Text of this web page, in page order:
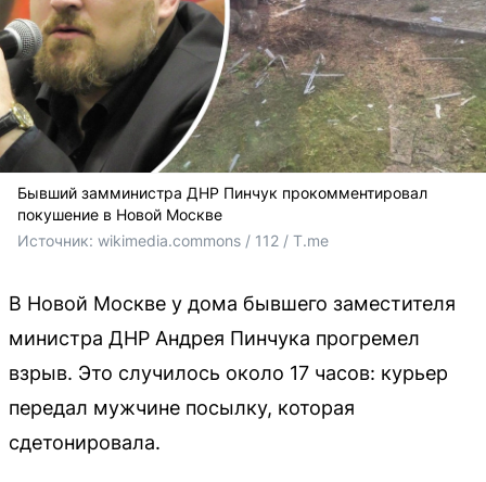
Бывший замминистра ДНР Пинчук прокомментировал
покушение в Новой Москве
Источник: wikimedia.commons / 112 / T.me
В Новой Москве у дома бывшего заместителя
министра ДНР Андрея Пинчука прогремел
взрыв. Это случилось около 17 часов: курьер
передал мужчине посылку, которая
сдетонировала.